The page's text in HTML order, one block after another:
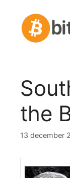
inhoud
the
13 december